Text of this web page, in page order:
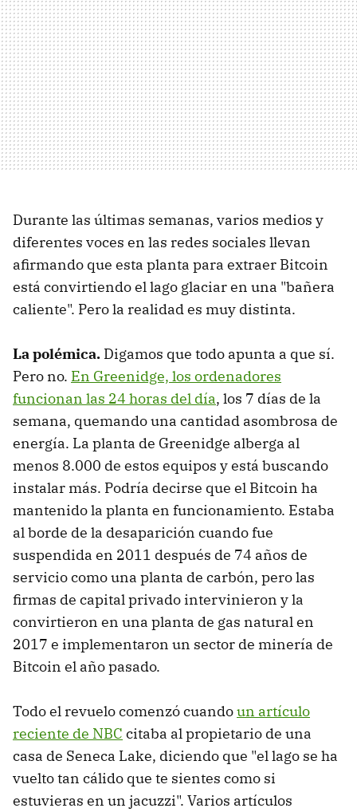
Durante las últimas semanas, varios medios y
diferentes voces en las redes sociales llevan
afirmando que esta planta para extraer Bitcoin
está convirtiendo el lago glaciar en una "bañera
caliente". Pero la realidad es muy distinta.
La polémica. Digamos que todo apunta a que sí.
Pero no. En Greenidge, los ordenadores
funcionan las 24 horas del día, los 7 días de la
semana, quemando una cantidad asombrosa de
energía. La planta de Greenidge alberga al
menos 8.000 de estos equipos y está buscando
instalar más. Podría decirse que el Bitcoin ha
mantenido la planta en funcionamiento. Estaba
al borde de la desaparición cuando fue
suspendida en 2011 después de 74 años de
servicio como una planta de carbón, pero las
firmas de capital privado intervinieron y la
convirtieron en una planta de gas natural en
2017 e implementaron un sector de minería de
Bitcoin el año pasado.
Todo el revuelo comenzó cuandoun artículo
reciente de NBC citaba al propietario de una
casa de Seneca Lake, diciendo que "el lago se ha
vuelto tan cálido que te sientes como si
estuvieras en un jacuzzi". Varios artículos